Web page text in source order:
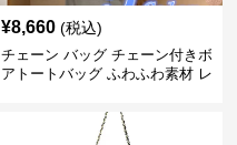
¥8,660 (税込)
チェーン バッグ チェーン付きボ
アトートバッグ ふわふわ素材 レ